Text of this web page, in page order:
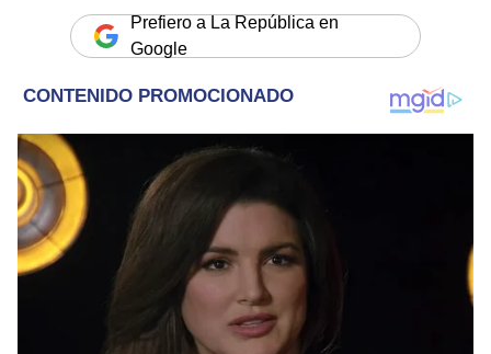
Prefiero a La República en
Google